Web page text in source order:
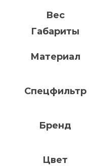
Вес
Габариты
Материал
Спецфильтр
Бренд
Цвет